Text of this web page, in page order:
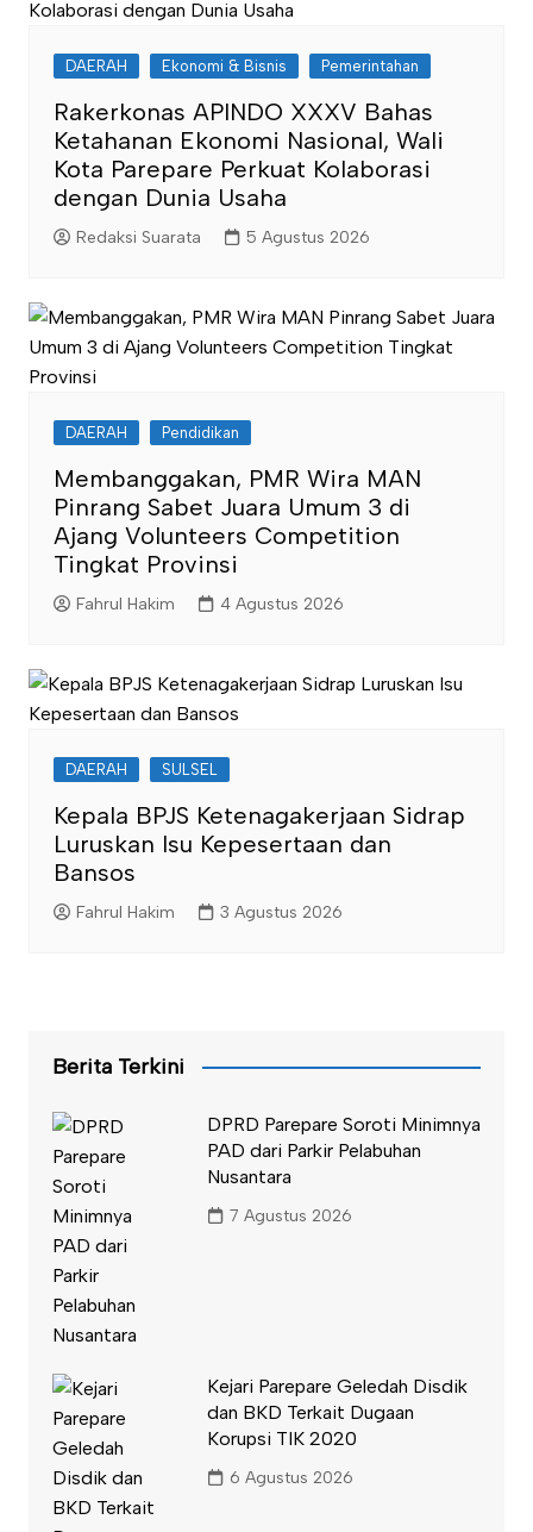
DAERAH Ekonomi & Bisnis Pemerintahan
Rakerkonas APINDO XXXV Bahas
Ketahanan Ekonomi Nasional, Wali
Kota Parepare Perkuat Kolaborasi
dengan Dunia Usaha
Redaksi Suarata 5 Agustus 2026
DAERAH Pendidikan
Membanggakan, PMR Wira MAN
Pinrang Sabet Juara Umum 3 di
Ajang Volunteers Competition
Tingkat Provinsi
Fahrul Hakim 4 Agustus 2026
DAERAH SULSEL
Kepala BPJS Ketenagakerjaan Sidrap
Luruskan Isu Kepesertaan dan
Bansos
Fahrul Hakim 3 Agustus 2026
Berita Terkini
DPRD Parepare Soroti Minimnya
PAD dari Parkir Pelabuhan
Nusantara
7 Agustus 2026
Kejari Parepare Geledah Disdik
dan BKD Terkait Dugaan
Korupsi TIK 2020
6 Agustus 2026